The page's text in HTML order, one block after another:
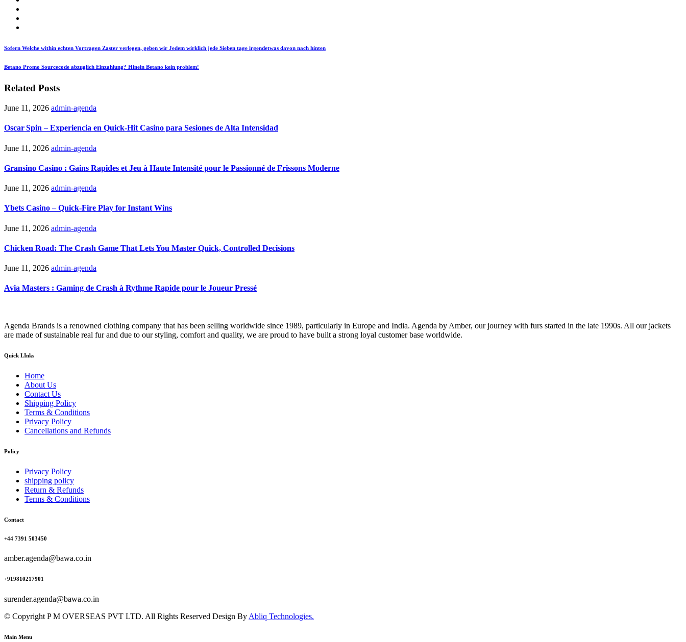
Sofern Welche within echten Vortragen Zaster verlegen, geben wir Jedem wirklich jede Sieben tage irgendetwas davon nach hinten
Betano Promo Sourcecode abzuglich Einzahlung? Hinein Betano kein problem!
Related Posts
June 11, 2026 admin-agenda
Oscar Spin – Experiencia en Quick‑Hit Casino para Sesiones de Alta Intensidad
June 11, 2026 admin-agenda
Gransino Casino : Gains Rapides et Jeu à Haute Intensité pour le Passionné de Frissons Moderne
June 11, 2026 admin-agenda
Ybets Casino – Quick‑Fire Play for Instant Wins
June 11, 2026 admin-agenda
Chicken Road: The Crash Game That Lets You Master Quick, Controlled Decisions
June 11, 2026 admin-agenda
Avia Masters : Gaming de Crash à Rythme Rapide pour le Joueur Pressé
Agenda Brands is a renowned clothing company that has been selling worldwide since 1989, particularly in Europe and India. Agenda by Amber, our journey with furs started in the late 1990s. All our jackets
are made of sustainable real fur and due to our styling, comfort and quality, we are proud to have built a strong loyal customer base worldwide.
Quick LInks
Home
About Us
Contact Us
Shipping Policy
Terms & Conditions
Privacy Policy
Cancellations and Refunds
Policy
Privacy Policy
shipping policy
Return & Refunds
Terms & Conditions
Contact
+44 7391 503450
amber.agenda@bawa.co.in
+919810217901
surender.agenda@bawa.co.in
© Copyright P M OVERSEAS PVT LTD. All Rights Reserved Design ByAbliq Technologies.
Main Menu